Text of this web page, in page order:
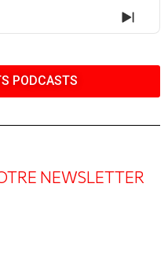
NEXT
PODCASTS
NEWSLETTER